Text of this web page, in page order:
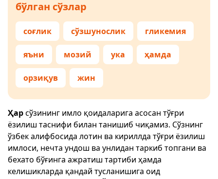
бўлган сўзлар
соғлик сўзшунослик гликемия
яъни мозий ука ҳамда
орзиқув жин
Ҳарсўзининг имло қоидаларига асосан тўғри
ёзилиш таснифи билан танишиб чиқамиз. Сўзнинг
ўзбек алифбосида лотин ва кириллда тўғри ёзилиш
имлоси, нечта ундош ва унлидан таркиб топгани ва
бехато бўғинга ажратиш тартиби ҳамда
келишикларда қандай тусланишига оид